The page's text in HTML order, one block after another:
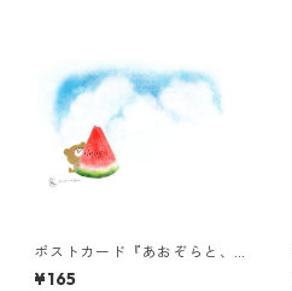
ポストカード『あおぞらと、
スイカくまちゃん（言葉な
¥165